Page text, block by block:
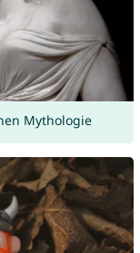
Mythologie